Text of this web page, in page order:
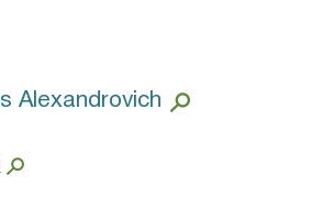
Alexandrovich